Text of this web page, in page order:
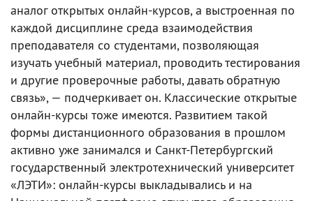
аналог открытых онлайн-курсов, а выстроенная по
каждой дисциплине среда взаимодействия
преподавателя со студентами, позволяющая
изучать учебный материал, проводить тестирования
и другие проверочные работы, давать обратную
связь», — подчеркивает он. Классические открытые
онлайн-курсы тоже имеются. Развитием такой
формы дистанционного образования в прошлом
активно уже занимался и Санкт-Петербургский
государственный электротехнический университет
«ЛЭТИ»: онлайн-курсы выкладывались и на